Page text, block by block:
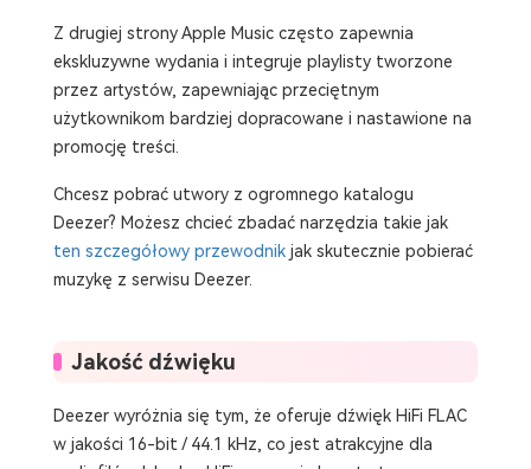
Z drugiej strony Apple Music często zapewnia
ekskluzywne wydania i integruje playlisty tworzone
przez artystów, zapewniając przeciętnym
użytkownikom bardziej dopracowane i nastawione na
promocję treści.
Chcesz pobrać utwory z ogromnego katalogu
Deezer? Możesz chcieć zbadać narzędzia takie jak
ten szczegółowy przewodnikjak skutecznie pobierać
muzykę z serwisu Deezer.
Jakość dźwięku
Deezer wyróżnia się tym, że oferuje dźwięk HiFi FLAC
w jakości 16-bit / 44.1 kHz, co jest atrakcyjne dla